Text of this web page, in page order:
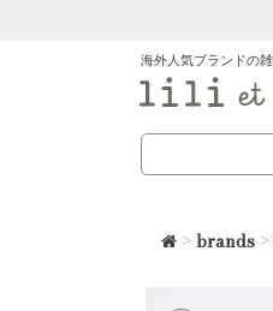
海外人気ブランドの
>brands >